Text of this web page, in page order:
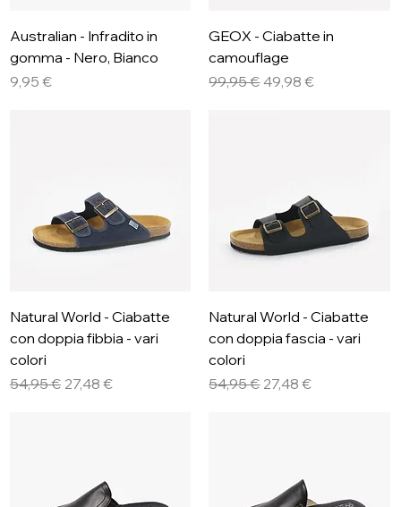
Australian - Infradito in
gomma - Nero, Bianco
Prezzo
9,95 €
GEOX - Ciabatte in
camouflage
Prezzo regolare
99,95 €Prezzo scontato
49,98 €
Natural World - Ciabatte
con doppia fibbia - vari
colori
Prezzo regolare
54,95 € Prezzo scontato
27,48 €
Natural World - Ciabatte
con doppia fascia - vari
colori
Prezzo regolare
54,95 € Prezzo scontato
27,48 €